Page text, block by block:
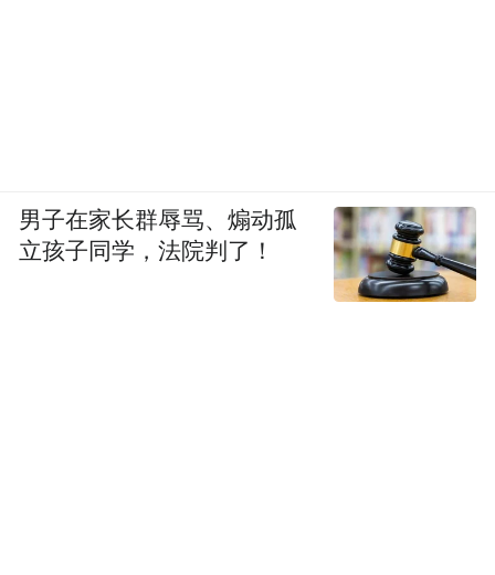
男子在家长群辱骂、煽动孤
立孩子同学，法院判了！